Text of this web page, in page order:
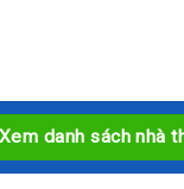
danh sách nhà